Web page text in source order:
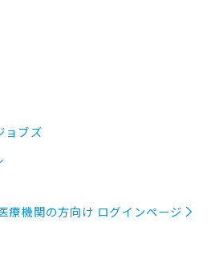
ョブズ
療機関の方向け ログインページ